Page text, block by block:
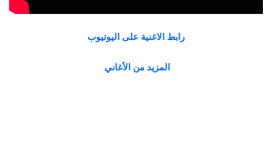
رابط الاغنية على اليوتيوب
المزيد من الأغاني